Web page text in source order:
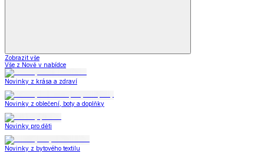
Zobrazit vše
Vše z Nově v nabídce
Novinky z krása a zdraví
Novinky z oblečení, boty a doplňky
Novinky pro děti
Novinky z bytového textilu